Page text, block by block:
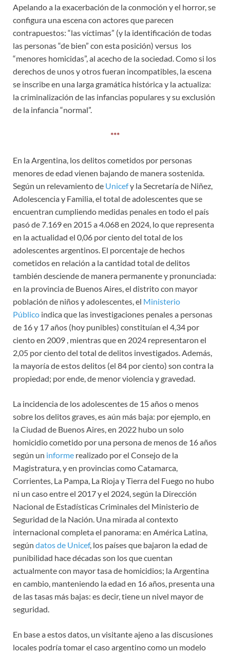
Apelando a la exacerbación de la conmoción y el horror, se
configura una escena con actores que parecen
contrapuestos: “las víctimas” (y la identificación de todas
las personas “de bien” con esta posición) versus los
“menores homicidas”, al acecho de la sociedad. Como si los
derechos de unos y otros fueran incompatibles, la escena
se inscribe en una larga gramática histórica y la actualiza:
la criminalización de las infancias populares y su exclusión
de la infancia “normal”.
***
En la Argentina, los delitos cometidos por personas
menores de edad vienen bajando de manera sostenida.
Según un relevamiento de Unicefy la Secretaría de Niñez,
Adolescencia y Familia, el total de adolescentes que se
encuentran cumpliendo medidas penales en todo el país
pasó de 7.169 en 2015 a 4.068 en 2024, lo que representa
en la actualidad el 0,06 por ciento del total de los
adolescentes argentinos. El porcentaje de hechos
cometidos en relación a la cantidad total de delitos
también desciende de manera permanente y pronunciada:
en la provincia de Buenos Aires, el distrito con mayor
población de niños y adolescentes, el Ministerio
Público indica que las investigaciones penales a personas
de 16 y 17 años (hoy punibles) constituían el 4,34 por
ciento en 2009 , mientras que en 2024 representaron el
2,05 por ciento del total de delitos investigados. Además,
la mayoría de estos delitos (el 84 por ciento) son contra la
propiedad; por ende, de menor violencia y gravedad.
La incidencia de los adolescentes de 15 años o menos
sobre los delitos graves, es aún más baja: por ejemplo, en
la Ciudad de Buenos Aires, en 2022 hubo un solo
homicidio cometido por una persona de menos de 16 años
según un informe realizado por el Consejo de la
Magistratura, y en provincias como Catamarca,
Corrientes, La Pampa, La Rioja y Tierra del Fuego no hubo
ni un caso entre el 2017 y el 2024, según la Dirección
Nacional de Estadísticas Criminales del Ministerio de
Seguridad de la Nación. Una mirada al contexto
internacional completa el panorama: en América Latina,
según datos de Unicef, los países que bajaron la edad de
punibilidad hace décadas son los que cuentan
actualmente con mayor tasa de homicidios; la Argentina
en cambio, manteniendo la edad en 16 años, presenta una
de las tasas más bajas: es decir, tiene un nivel mayor de
seguridad.
En base a estos datos, un visitante ajeno a las discusiones
locales podría tomar el caso argentino como un modelo